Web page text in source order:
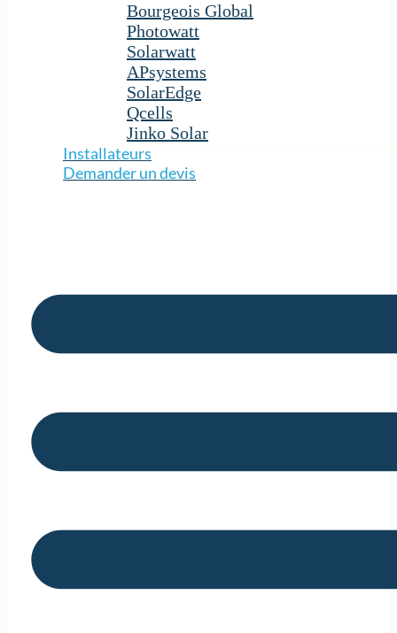
Bourgeois Global
Photowatt
Solarwatt
APsystems
SolarEdge
Qcells
Jinko Solar
Installateurs
Demander un devis